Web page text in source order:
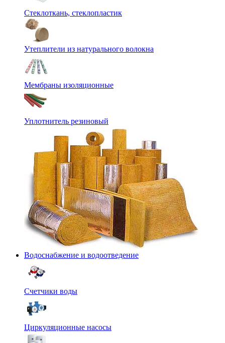
Стеклоткань, стеклопластик
Утеплители из натурального волокна
Мембраны изоляционные
Уплотнитель резиновый
Водоснабжение и водоотведение
Счетчики воды
Циркуляционные насосы